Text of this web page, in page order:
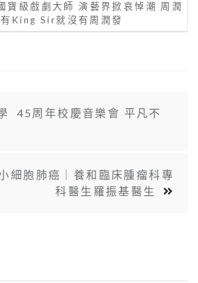
寶級戲劇大師 演藝界掀哀悼潮 周潤
King Sir就沒有周潤發
45周年校慶音樂會 平凡不
細胞肺癌｜養和臨床腫瘤科專
科醫生羅振基醫生